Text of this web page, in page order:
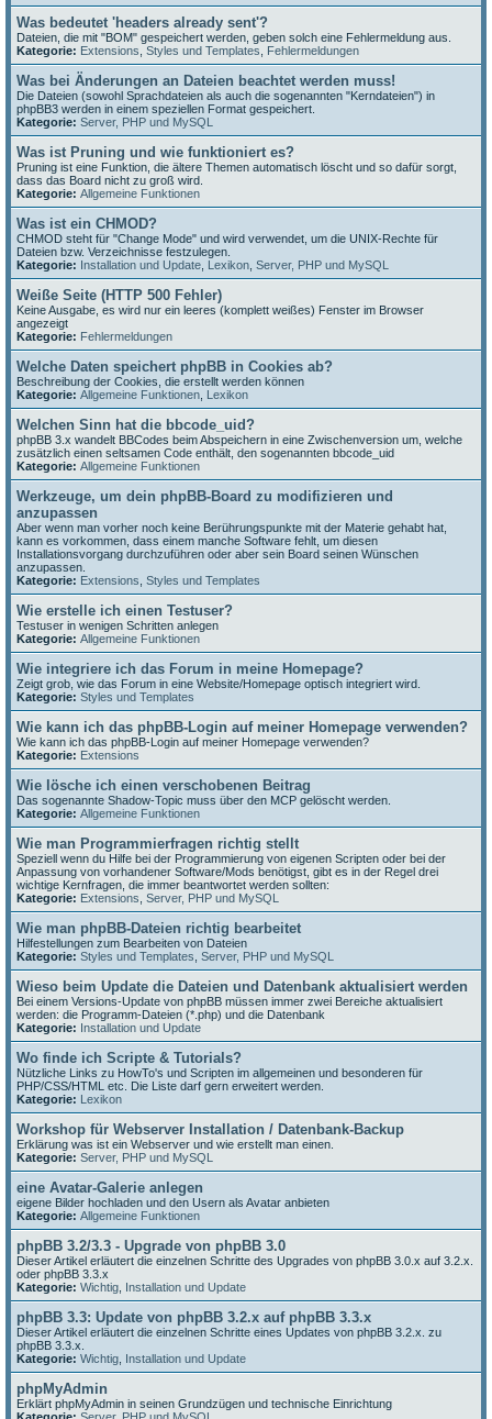
Was bedeutet 'headers already sent'?
Dateien, die mit "BOM" gespeichert werden, geben solch eine Fehlermeldung aus.
Kategorie: Extensions Styles und Templates Fehlermeldungen
Was bei Änderungen an Dateien beachtet werden muss!
Die Dateien (sowohl Sprachdateien als auch die sogenannten "Kerndateien") in
phpBB3 werden in einem speziellen Format gespeichert.
Kategorie: Server, PHP und MySQL
Was ist Pruning und wie funktioniert es?
Pruning ist eine Funktion, die ältere Themen automatisch löscht und so dafür sorgt,
dass das Board nicht zu groß wird.
Kategorie: Allgemeine Funktionen
Was ist ein CHMOD?
CHMOD steht für "Change Mode" und wird verwendet, um die UNIX-Rechte für
Dateien bzw. Verzeichnisse festzulegen.
Kategorie: Installation und Update Lexikon Server, PHP und MySQL
Weiße Seite (HTTP 500 Fehler)
Keine Ausgabe, es wird nur ein leeres (komplett weißes) Fenster im Browser
angezeigt
Kategorie: Fehlermeldungen
Welche Daten speichert phpBB in Cookies ab?
Beschreibung der Cookies, die erstellt werden können
Kategorie: Allgemeine Funktionen Lexikon
Welchen Sinn hat die bbcode_uid?
phpBB 3.x wandelt BBCodes beim Abspeichern in eine Zwischenversion um, welche
zusätzlich einen seltsamen Code enthält, den sogenannten bbcode_uid
Kategorie: Allgemeine Funktionen
Werkzeuge, um dein phpBB-Board zu modifizieren und
anzupassen
Aber wenn man vorher noch keine Berührungspunkte mit der Materie gehabt hat,
kann es vorkommen, dass einem manche Software fehlt, um diesen
Installationsvorgang durchzuführen oder aber sein Board seinen Wünschen
anzupassen.
Kategorie: Extensions Styles und Templates
Wie erstelle ich einen Testuser?
Testuser in wenigen Schritten anlegen
Kategorie: Allgemeine Funktionen
Wie integriere ich das Forum in meine Homepage?
Zeigt grob, wie das Forum in eine Website/Homepage optisch integriert wird.
Kategorie: Styles und Templates
Wie kann ich das phpBB-Login auf meiner Homepage verwenden?
Wie kann ich das phpBB-Login auf meiner Homepage verwenden?
Kategorie: Extensions
Wie lösche ich einen verschobenen Beitrag
Das sogenannte Shadow-Topic muss über den MCP gelöscht werden.
Kategorie: Allgemeine Funktionen
Wie man Programmierfragen richtig stellt
Speziell wenn du Hilfe bei der Programmierung von eigenen Scripten oder bei der
Anpassung von vorhandener Software/Mods benötigst, gibt es in der Regel drei
wichtige Kernfragen, die immer beantwortet werden sollten:
Kategorie: Extensions Server, PHP und MySQL
Wie man phpBB-Dateien richtig bearbeitet
Hilfestellungen zum Bearbeiten von Dateien
Kategorie: Styles und Templates Server, PHP und MySQL
Wieso beim Update die Dateien und Datenbank aktualisiert werden
Bei einem Versions-Update von phpBB müssen immer zwei Bereiche aktualisiert
werden: die Programm-Dateien (*.php) und die Datenbank
Kategorie: Installation und Update
Wo finde ich Scripte & Tutorials?
Nützliche Links zu HowTo's und Scripten im allgemeinen und besonderen für
PHP/CSS/HTML etc. Die Liste darf gern erweitert werden.
Kategorie: Lexikon
Workshop für Webserver Installation / Datenbank-Backup
Erklärung was ist ein Webserver und wie erstellt man einen.
Kategorie: Server, PHP und MySQL
eine Avatar-Galerie anlegen
eigene Bilder hochladen und den Usern als Avatar anbieten
Kategorie: Allgemeine Funktionen
phpBB 3.2/3.3 - Upgrade von phpBB 3.0
Dieser Artikel erläutert die einzelnen Schritte des Upgrades von phpBB 3.0.x auf 3.2.x.
oder phpBB 3.3.x
Kategorie: Wichtig Installation und Update
phpBB 3.3: Update von phpBB 3.2.x auf phpBB 3.3.x
Dieser Artikel erläutert die einzelnen Schritte eines Updates von phpBB 3.2.x. zu
phpBB 3.3.x.
Kategorie: Wichtig Installation und Update
phpMyAdmin
Erklärt phpMyAdmin in seinen Grundzügen und technische Einrichtung